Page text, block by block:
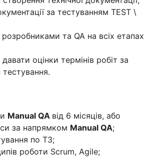
за тестуванням TEST \
розробниками та QA на всіх етапах
оцінки термінів робіт за
Manual QA від 6 місяців, або
за напрямком Manual QA;
по ТЗ;
роботи Scrum, Agile;